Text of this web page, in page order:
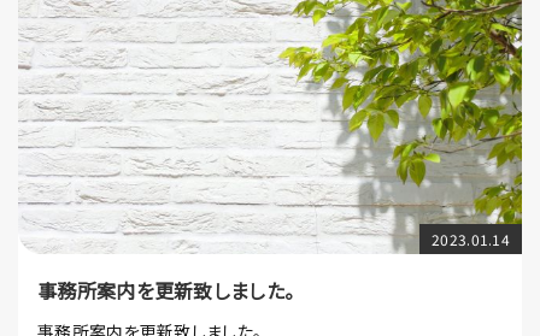
2023.01.14
事務所案内を更新致しました。
事務所案内を更新致しました。